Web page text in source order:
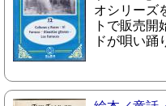
オシリーズ
トで販売開
ドが唄い踊